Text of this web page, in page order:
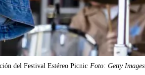
del Festival Estéreo Picnic Foto: Getty Images